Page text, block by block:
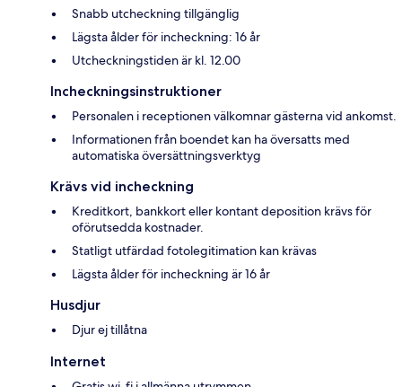
Snabb utcheckning tillgänglig
Lägsta ålder för incheckning: 16 år
Utcheckningstiden är kl. 12.00
Incheckningsinstruktioner
Personalen i receptionen välkomnar gästerna vid ankomst.
Informationen från boendet kan ha översatts med
automatiska översättningsverktyg
Krävs vid incheckning
Kreditkort, bankkort eller kontant deposition krävs för
oförutsedda kostnader.
Statligt utfärdad fotolegitimation kan krävas
Lägsta ålder för incheckning är 16 år
Husdjur
Djur ej tillåtna
Internet